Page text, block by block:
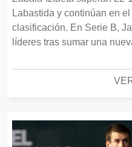
Labastida y continúan en
clasificación. En Serie B,
líderes tras sumar una